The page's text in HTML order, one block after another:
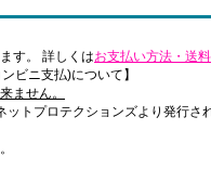
す。 詳しくはお支払い方法・送料
ビニ支払)について】
ません。
トプロテクションズより発行さ